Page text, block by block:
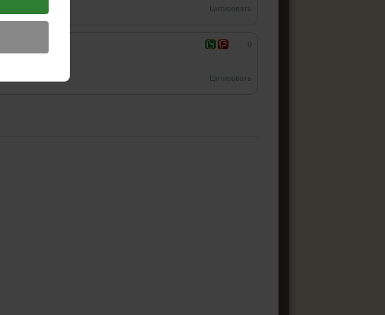
Цитировать
Цитировать